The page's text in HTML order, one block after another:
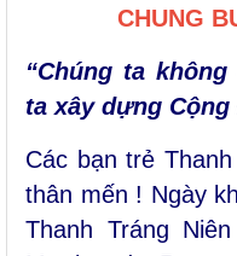
CHUNG
“Chúng ta
ta xây dựng Cộng
Các bạn trẻ
thân mến ! Ngày
Thanh Tráng